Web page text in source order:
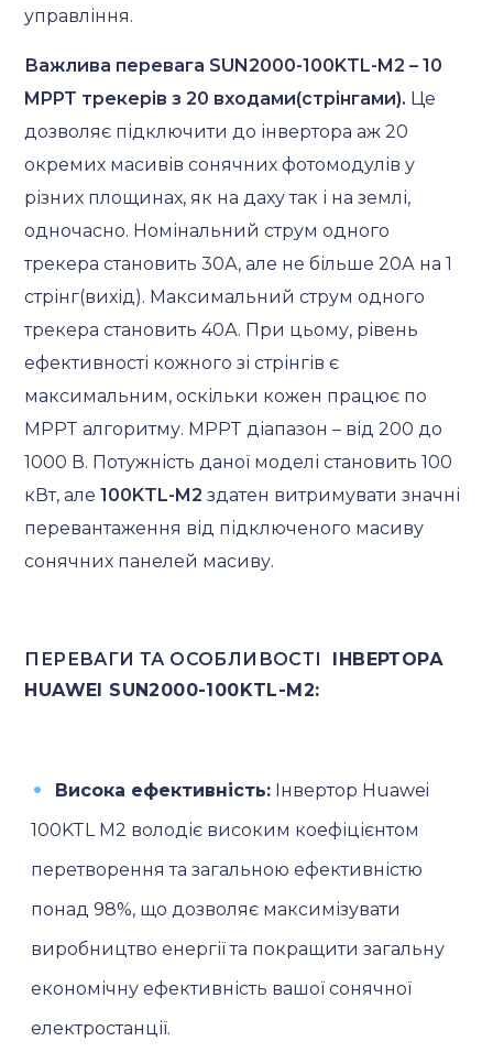
управління.
Важлива перевага SUN2000-100KTL-M2 – 10
MPPT трекерів з 20 входами(стрінгами). Це
дозволяє підключити до інвертора аж 20
окремих масивів сонячних фотомодулів у
різних площинах, як на даху так і на землі,
одночасно. Номінальний струм одного
трекера становить 30А, але не більше 20А на 1
стрінг(вихід). Максимальний струм одного
трекера становить 40А. При цьому, рівень
ефективності кожного зі стрінгів є
максимальним, оскільки кожен працює по
MPPT алгоритму. MPPT діапазон – від 200 до
1000 В. Потужність даної моделі становить 100
кВт, але100KTL-M2здатен витримувати значні
перевантаження від підключеного масиву
сонячних панелей масиву.
ПЕРЕВАГИ ТА ОСОБЛИВОСТІ
ІНВЕРТОРА
HUAWEI SUN2000-100KTL-M2:
Висока ефективність: Інвертор Huawei
100KTL M2 володіє високим коефіцієнтом
перетворення та загальною ефективністю
понад 98%, що дозволяє максимізувати
виробництво енергії та покращити загальну
економічну ефективність вашої сонячної
електростанції.